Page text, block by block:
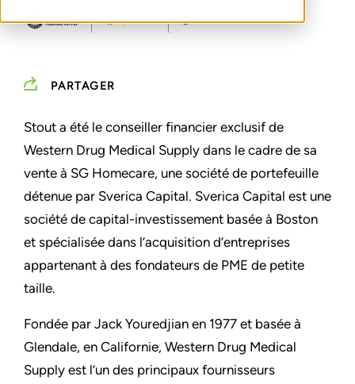
PARTAGER
Stout a été le conseiller financier exclusif de
Western Drug Medical Supply dans le cadre de sa
vente à SG Homecare, une société de portefeuille
détenue par Sverica Capital. Sverica Capital est une
société de capital-investissement basée à Boston
et spécialisée dans l’acquisition d’entreprises
appartenant à des fondateurs de PME de petite
taille.
Fondée par Jack Youredjian en 1977 et basée à
Glendale, en Californie, Western Drug Medical
Supply est l’un des principaux fournisseurs